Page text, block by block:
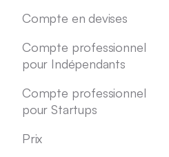
Compte en devises
Compte professionnel
pour Indépendants
Compte professionnel
pour Startups
Prix